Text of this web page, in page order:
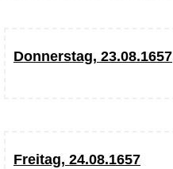
Donnerstag, 23.08.1657
Freitag, 24.08.1657